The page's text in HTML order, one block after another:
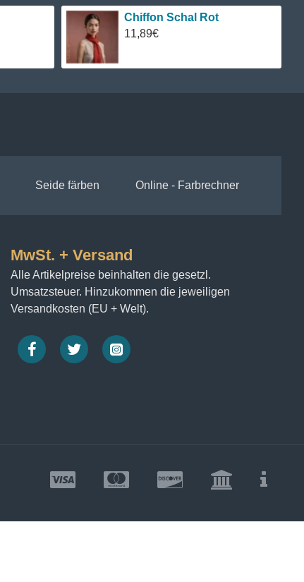
Chiffon Schal Rot
11,89€
Seide färben Online - Farbrechner
MwSt. + Versand
Alle Artikelpreise beinhalten die gesetzl.
Umsatzsteuer. Hinzukommen die jeweiligen
Versandkosten (EU + Welt).